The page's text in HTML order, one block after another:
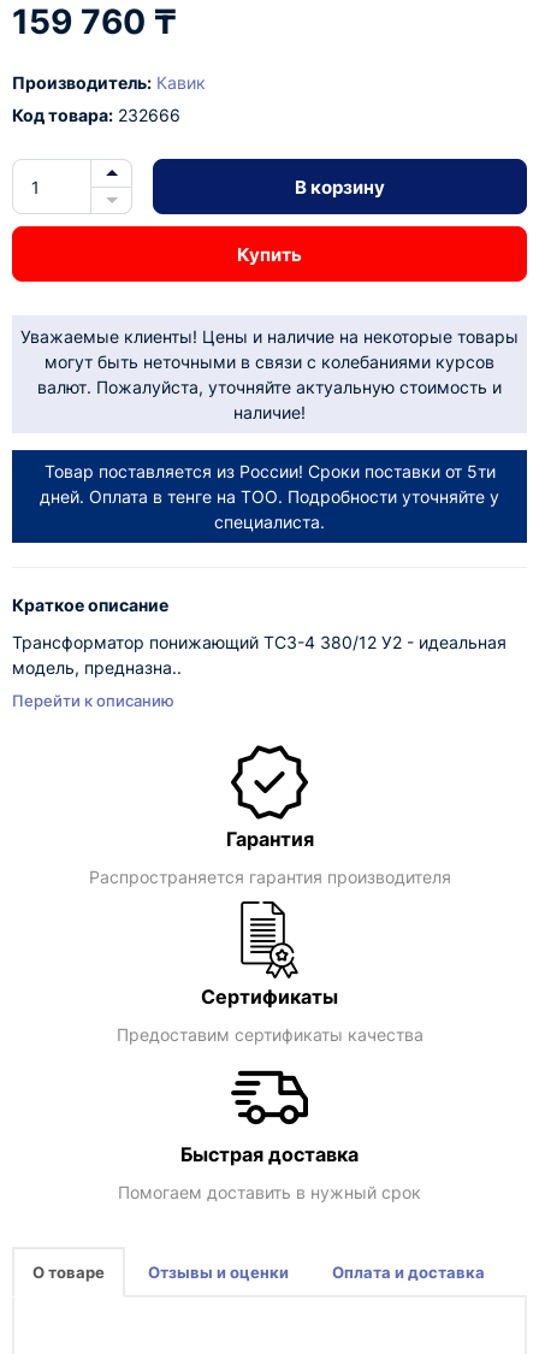
159 760 ₸
Производитель: Кавик
Код товара: 232666
В корзину
Купить
Уважаемые клиенты! Цены и наличие на некоторые товары
могут быть неточными в связи с колебаниями курсов
валют. Пожалуйста, уточняйте актуальную стоимость и
наличие!
Товар поставляется из России! Сроки поставки от 5ти
дней. Оплата в тенге на ТОО. Подробности уточняйте у
специалиста.
Краткое описание
Трансформатор понижающий ТСЗ-4 380/12 У2 - идеальная
модель, предназна..
Перейти к описанию
Гарантия
Распространяется гарантия производителя
Сертификаты
Предоставим сертификаты качества
Быстрая доставка
Помогаем доставить в нужный срок
О товаре Отзывы и оценки Оплата и доставка